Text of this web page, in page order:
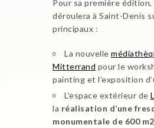
Pour sa première
déroulera à Saint-Denis
principaux :
La nouvelle
Mitterrand pour le
painting et l’exposition
L’espace extérieur de
la réalisation d’une
monumentale de 600 m2